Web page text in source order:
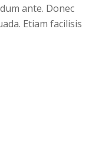
ante. Donec
Etiam facilisis